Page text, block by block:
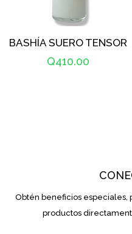
BASHÍA SUERO TENSOR
Precio
Q410.00
Obtén beneficios especiales,
productos